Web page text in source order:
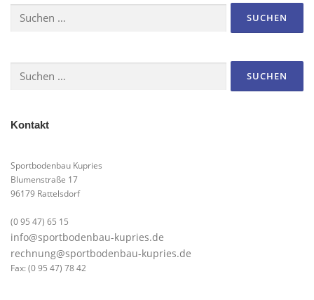
nach:
nach:
Kontakt
Sportbodenbau Kupries
Blumenstraße 17
96179 Rattelsdorf
(0 95 47) 65 15
info@sportbodenbau-kupries.de
rechnung@sportbodenbau-kupries.de
Fax: (0 95 47) 78 42